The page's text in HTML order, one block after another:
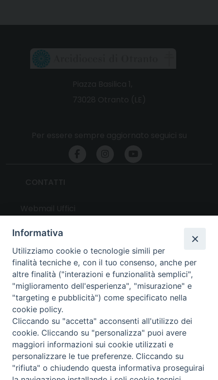
UTILITY
News
Altri articoli
Notizie nazionali
Download
Amministrazione Trasparente
Privacy e cookie policy
Informativa
Utilizziamo cookie o tecnologie simili per
finalità tecniche e, con il tuo consenso, anche per
altre finalità ("interazioni e funzionalità semplici",
"miglioramento dell'esperienza", "misurazione" e
"targeting e pubblicità") come specificato nella
cookie policy.
Cliccando su "accetta" acconsenti all'utilizzo dei
cookie. Cliccando su "personalizza" puoi avere
maggiori informazioni sui cookie utilizzati e
personalizzare le tue preferenze. Cliccando su
"rifiuta" o chiudendo questa informativa proseguirai